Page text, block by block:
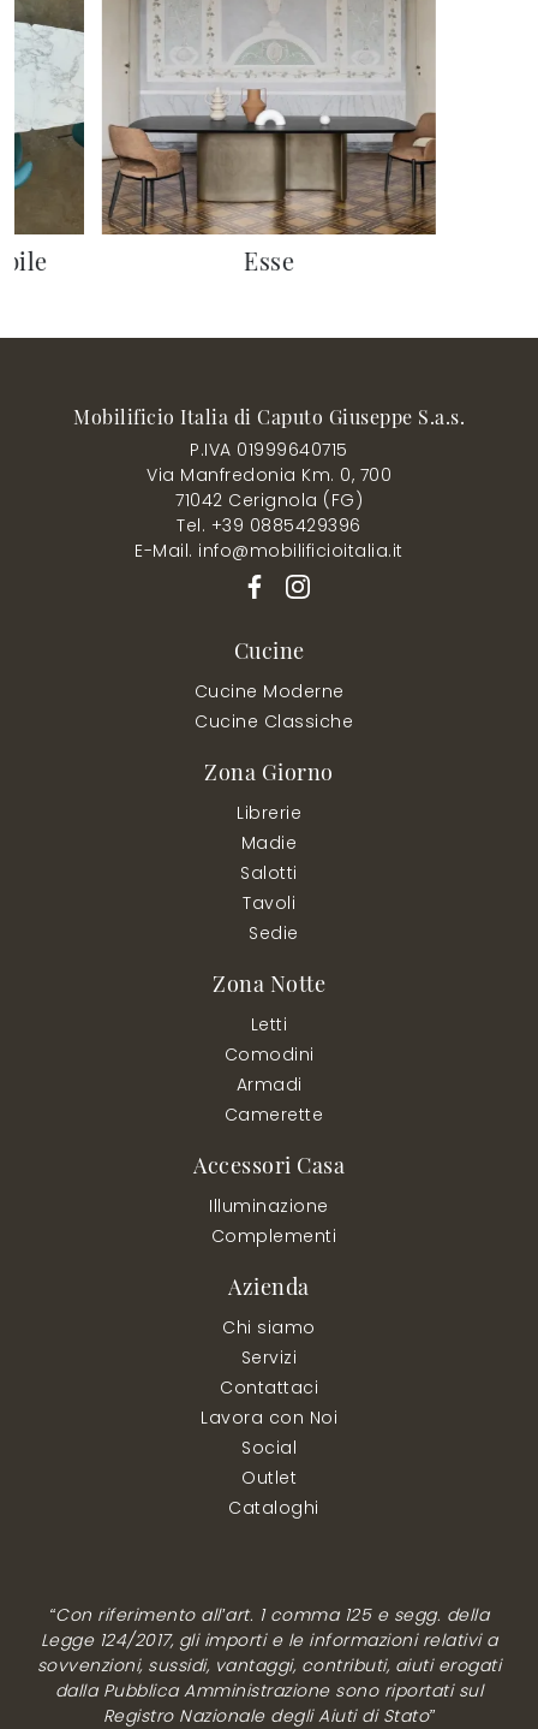
Esse
Mobilificio Italia di Caputo Giuseppe S.a.s.
P.IVA 01999640715
Via Manfredonia Km. 0, 700
71042 Cerignola (FG)
Tel. +39 0885429396
E-Mail. info@mobilificioitalia.it
Cucine
Cucine Moderne
Cucine Classiche
Zona Giorno
Librerie
Madie
Salotti
Tavoli
Sedie
Zona Notte
Letti
Comodini
Armadi
Camerette
Accessori Casa
Illuminazione
Complementi
Azienda
Chi siamo
Servizi
Contattaci
Lavora con Noi
Social
Outlet
Cataloghi
“Con riferimento all’art. 1 comma 125 e segg. della
Legge 124/2017, gli importi e le informazioni relativi a
sovvenzioni, sussidi, vantaggi, contributi, aiuti erogati
dalla Pubblica Amministrazione sono riportati sul
Registro Nazionale degli Aiuti di Stato”